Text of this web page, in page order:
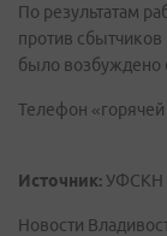
По результатам
против сбытчиков
было возбуждено
Телефон
Источник: УФСКН
Новости